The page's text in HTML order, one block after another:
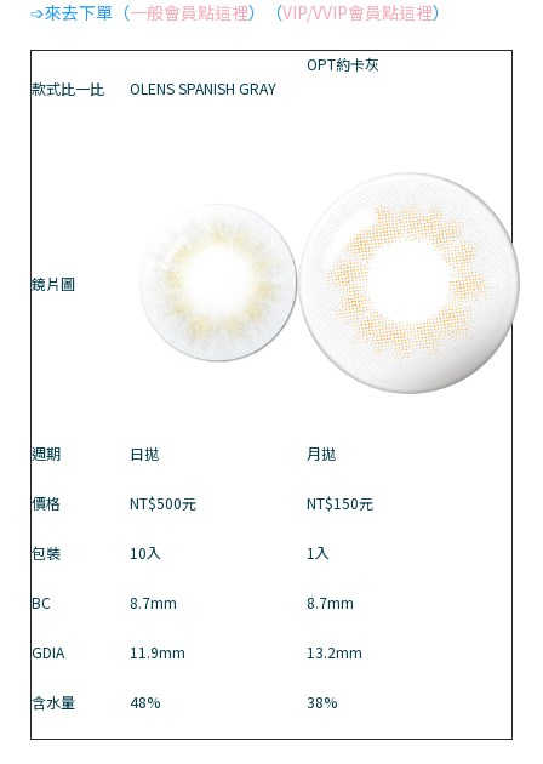
➩來去下單（一般會員點這裡）（VIP/VVIP會員點這裡）
款式比一比 OLENS SPANISH GRAY
OPT約卡灰
鏡片圖
週期 日拋 月拋
價格 NT$500元 NT$150元
包裝 10入 1入
BC 8.7mm 8.7mm
GDIA 11.9mm 13.2mm
含水量 48% 38%